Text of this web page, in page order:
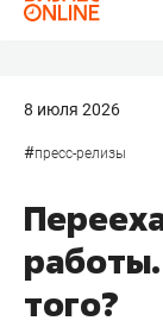
8 июля 2026
#пресс-релизы
того?